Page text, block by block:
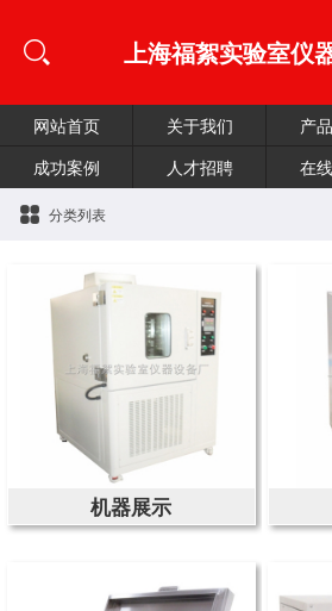
上海福絮实验室仪
网站首页 关于我们 产
成功案例
人才招聘 在
分类列表
机器展示